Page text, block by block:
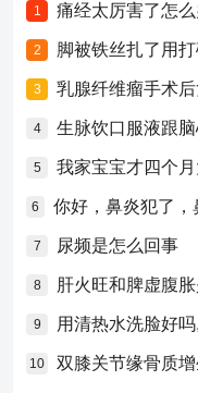
1 痛经太厉害了怎
2 脚被铁丝扎了用
3 乳腺纤维瘤手术
4 生脉饮口服液跟
5 我家宝宝才四个月
6
7 尿频是怎么回事
8 肝火旺和脾虚腹
9 用清热水洗脸好
10 双膝关节缘骨质